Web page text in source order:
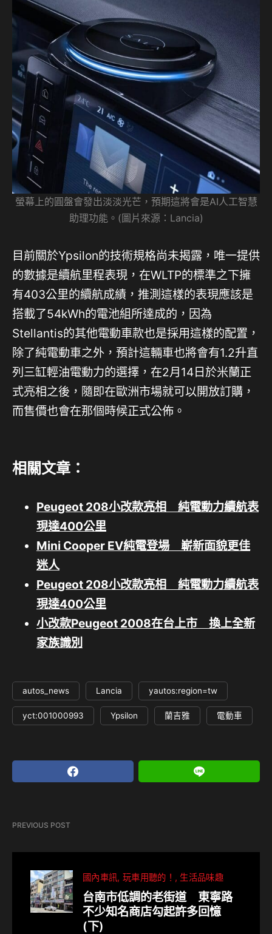
螢幕上的圓盤會發出淡淡光芒，預期這將會是AI人工智慧
助理功能。(圖片來源：Lancia)
目前關於Ypsilon的技術規格尚未揭露，唯一提供
的數據是續航里程表現，在WLTP的標準之下擁
有403公里的續航成績，推測這樣的表現應該是
搭載了54kWh的電池組所達成的，因為
Stellantis的其他電動車款也是採用這樣的配置，
除了純電動車之外，預計這輛車也將會有1.2升直
列三缸輕油電動力的選擇，在2月14日於米蘭正
式亮相之後，隨即在歐洲市場就可以開放訂購，
而售價也會在那個時候正式公佈。
相關文章：
Peugeot 208小改款亮相 純電動力續航表
現達400公里
Mini Cooper EV純電登場 嶄新面貌更佳
迷人
Peugeot 208小改款亮相 純電動力續航表
現達400公里
小改款Peugeot 2008在台上市 換上全新
家族識別
autos_news Lancia yautos:region=tw
yct:001000993 Ypsilon 蘭吉雅 電動車
PREVIOUS POST
國內車訊 玩車用聽的！ 生活品味趣
台南市低調的老街道 東寧路
不少知名商店勾起許多回憶
(下)